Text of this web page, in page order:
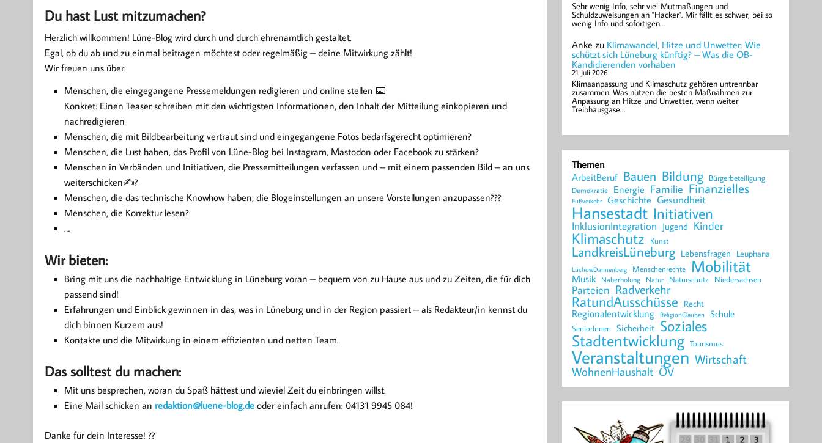
Du hast Lust mitzumachen?
Herzlich willkommen! Lüne-Blog wird durch und durch ehrenamtlich gestaltet.
Egal, ob du ab und zu einmal beitragen möchtest oder regelmäßig – deine Mitwirkung zählt!
Wir freuen uns über:
Menschen, die eingegangene Pressemeldungen redigieren und online stellen ⌨️
Konkret: Einen Teaser schreiben mit den wichtigsten Informationen, den Inhalt der Mitteilung einkopieren und
nachredigieren
Menschen, die mit Bildbearbeitung vertraut sind und eingegangene Fotos bedarfsgerecht optimieren?️
Menschen, die Lust haben, das Profil von Lüne-Blog bei Instagram, Mastodon oder Facebook zu stärken?
Menschen in Verbänden und Initiativen, die Pressemitteilungen verfassen und – mit einem passenden Bild – an uns
weiterschicken✍?
Menschen, die das technische Knowhow haben, die Blogeinstellungen an unsere Vorstellungen anzupassen??‍?
Menschen, die Korrektur lesen?
…
Wir bieten:
Bring mit uns die nachhaltige Entwicklung in Lüneburg voran – bequem von zu Hause aus und zu Zeiten, die für dich
passend sind!
Erfahrungen und Einblick gewinnen in das, was in Lüneburg und in der Region passiert – als Redakteur/in kennst du
dich binnen Kurzem aus!
Kontakte und die Mitwirkung in einem effizienten und netten Team.
Das solltest du machen:
Mit uns besprechen, woran du Spaß hättest und wieviel Zeit du einbringen willst.
Eine Mail schicken an redaktion@luene-blog.deoder einfach anrufen: 04131 9945 084!
Danke für dein Interesse! ??
Sehr wenig Info, sehr viel Mutmaßungen und
Schuldzuweisungen an "Hacker". Mir fällt es schwer, bei so
wenig Info und sofortigen…
Anke zu Klimawandel, Hitze und Unwetter: Wie
schützt sich Lüneburg künftig? – Was die OB-
Kandidierenden vorhaben
21. Juli 2026
Klimaanpassung und Klimaschutz gehören untrennbar
zusammen. Was nützen die besten Maßnahmen zur
Anpassung an Hitze und Unwetter, wenn weiter
Treibhausgase…
Themen
ArbeitBeruf Bauen Bildung Bürgerbeteiligung
Demokratie Energie Familie Finanzielles
Fußverkehr Geschichte Gesundheit
Hansestadt Initiativen
InklusionIntegration Jugend Kinder
Klimaschutz Kunst
LandkreisLüneburg Lebensfragen Leuphana
LüchowDannenberg Menschenrechte Mobilität
Musik Naherholung Natur Naturschutz Niedersachsen
Parteien Radverkehr
RatundAusschüsse Recht
Regionalentwicklung ReligionGlauben Schule
SeniorInnen Sicherheit Soziales
Stadtentwicklung Tourismus
Veranstaltungen Wirtschaft
WohnenHaushalt ÖV